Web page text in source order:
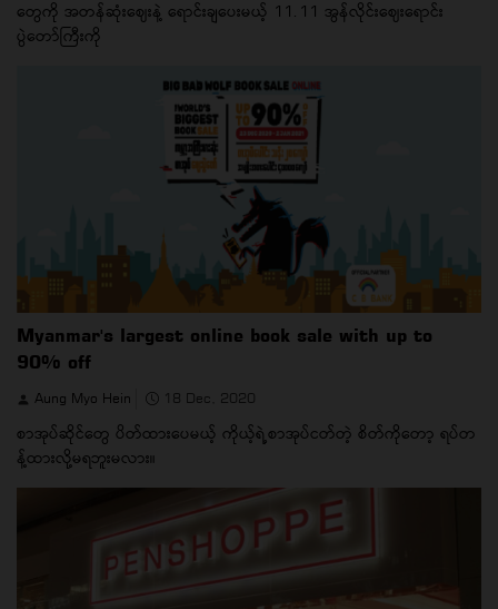
တွေကို အတန်ဆုံးဈေးနဲ့ ရောင်းချပေးမယ့် 11.11 အွန်လိုင်းဈေးရောင်း
ပွဲတော်ကြီးကို
Myanmar's largest online book sale with up to
90% off
Aung Myo Hein 18 Dec, 2020
စာအုပ်ဆိုင်တွေ ပိတ်ထားပေမယ့် ကိုယ့်ရဲ့စာအုပ်ငတ်တဲ့ စိတ်ကိုတော့ ရပ်တ
န့်ထားလို့မရဘူးမလား။